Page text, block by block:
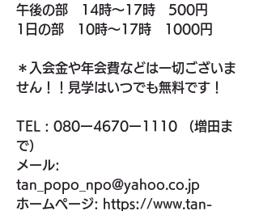
午後の部　14時〜17時　500円
1日の部　10時〜17時　1000円
＊入会金や年会費などは一切ございま
せん！！見学はいつでも無料です！
TEL : 080ー4670ー1110 （増田ま
で）
メール:
tan_popo_npo@yahoo.co.jp
ホームページ: https://www.tan-